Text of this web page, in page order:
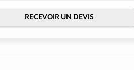
RECEVOIR UN DEVIS